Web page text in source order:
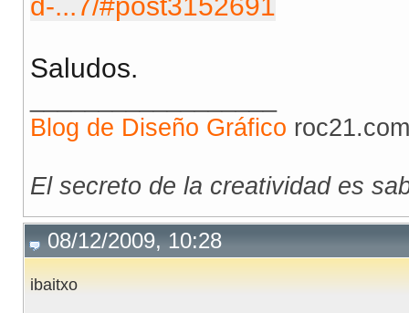
d-...7/#post3152691
Saludos.
Blog de Diseño Gráfico
El secreto de la creatividad es
08/12/2009, 10:28
ibaitxo